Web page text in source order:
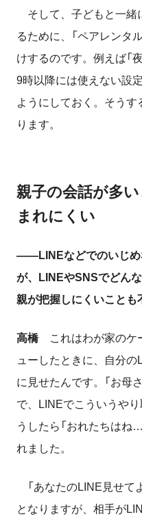
そして、子どもと一緒
るために、「ペアレンタ
けするのです。例えば「
9時以降には使えない設
ようにしておく。そう
ります。
親子の会話が多
まれにくい
――LINEなどでのいじめ
が、LINEやSNSでどん
親が把握しにくいことも
高橋これはわが家のケ
ューしたときに、自分
に見せたんです。「お母
で、LINEでこういうや
うしたら「おれたちはね
れました。
「あなたのLINE見せて
となりますが、相手が